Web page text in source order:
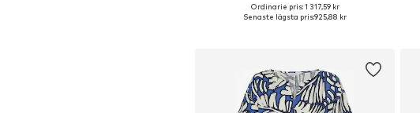
Tillgängliga storlekar: 34, 36, 38, 40, 42, 44
Ordinarie pris: 1 317,59 kr
Senaste lägsta pris:925,88 kr